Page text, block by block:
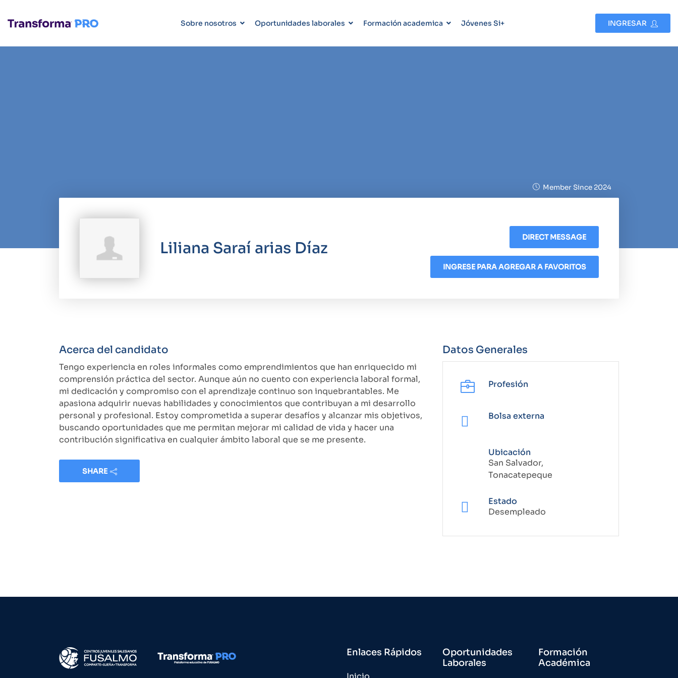
Sobre nosotros Oportunidades laborales Formación academica Jóvenes Si+ INGRESAR
Member Since 2024
Liliana Saraí arias Díaz
DIRECT MESSAGE
INGRESE PARA AGREGAR A FAVORITOS
Acerca del candidato
Tengo experiencia en roles informales como emprendimientos que han enriquecido mi
comprensión práctica del sector. Aunque aún no cuento con experiencia laboral formal,
mi dedicación y compromiso con el aprendizaje continuo son inquebrantables. Me
apasiona adquirir nuevas habilidades y conocimientos que contribuyan a mi desarrollo
personal y profesional. Estoy comprometida a superar desafíos y alcanzar mis objetivos,
buscando oportunidades que me permitan mejorar mi calidad de vida y hacer una
contribución significativa en cualquier ámbito laboral que se me presente.
SHARE
Datos Generales
Profesión
Bolsa externa
Ubicación
San Salvador,
Tonacatepeque
Estado
Desempleado
Enlaces Rápidos
Oportunidades
Laborales
Formación
Académica